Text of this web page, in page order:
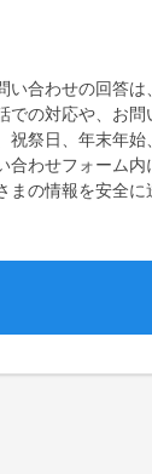
い合わせの回答は
での対応や、お
祝祭日、年末年始
合わせフォーム内
まの情報を安全に